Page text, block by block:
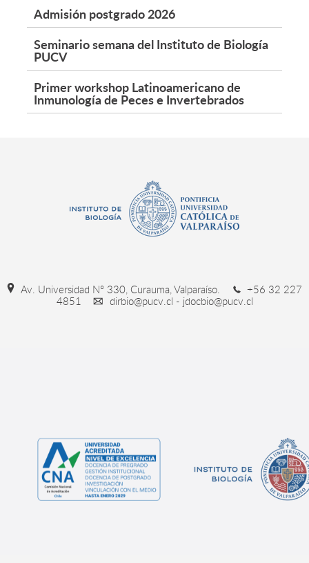
Admisión postgrado 2026
Seminario semana del Instituto de Biología
PUCV
Primer workshop Latinoamericano de
Inmunología de Peces e Invertebrados
Av. Universidad Nº 330, Curauma, Valparaíso.
+56 32 227
4851
dirbio@pucv.cl - jdocbio@pucv.cl